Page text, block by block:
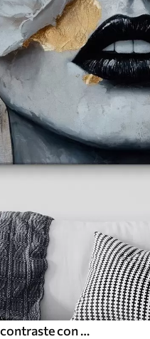
Retrato femenino en contraste con flores